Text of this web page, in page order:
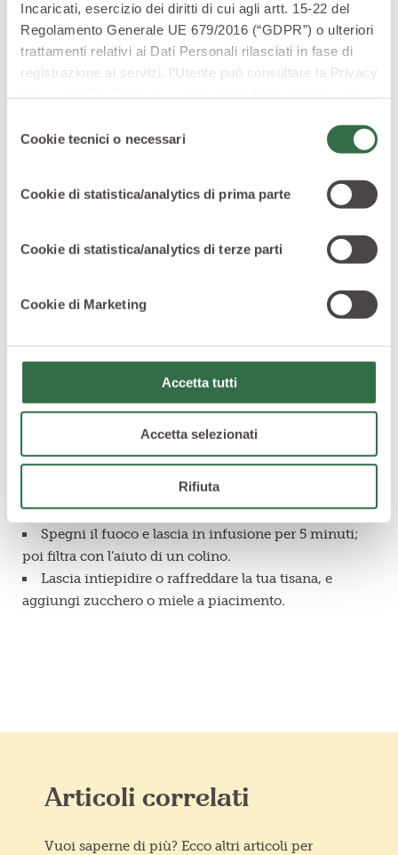
Incaricati, esercizio dei diritti di cui agli artt. 15-22 del
Regolamento Generale UE 679/2016 (“GDPR”) o ulteriori
trattamenti relativi ai Dati Personali rilasciati in fase di
registrazione ai servizi, l’Utente può consultare la Privacy
specifiche per i servizi forniti tramite il Sito Web.
delCookie tecnici o necessari
Cookie di statistica/analytics di prima parte
Cookie di statistica/analytics di terze parti
Cookie di Marketing
Accetta tutti
Accetta selezionati
Rifiuta
temperatura ambiente, latisana zenzero e mentaè
dissetante e perfetta in caso di pesantezza di stomaco.
Ingredienti
1 fetta di limone
fresca e taglia un paio di fette di zenzero fresco
Versali in un pentolino insieme all’acqua e porta
tutto a ebollizione.
Spegni il fuoco e lascia in infusione per 5 minuti;
poi filtra con l’aiuto di un colino.
Lascia intiepidire o raffreddare la tua tisana, e
aggiungi zucchero o miele a piacimento.
Articoli correlati
Vuoi saperne di più? Ecco altri articoli per